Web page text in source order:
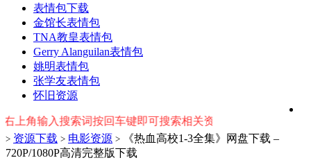
表情包下载
金馆长表情包
TNA教皇表情包
Gerry Alanguilan表情包
姚明表情包
张学友表情包
怀旧资源
搜索词按回车键即可搜索相关资源~~
> 资源下载 > 电影资源 >
《热血高校1-3全集》网盘下载 –
720P/1080P高清完整版下载